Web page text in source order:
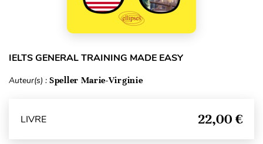
IELTS GENERAL TRAINING MADE EASY
Auteur(s) : Speller Marie-Virginie
LIVRE 22,00 €